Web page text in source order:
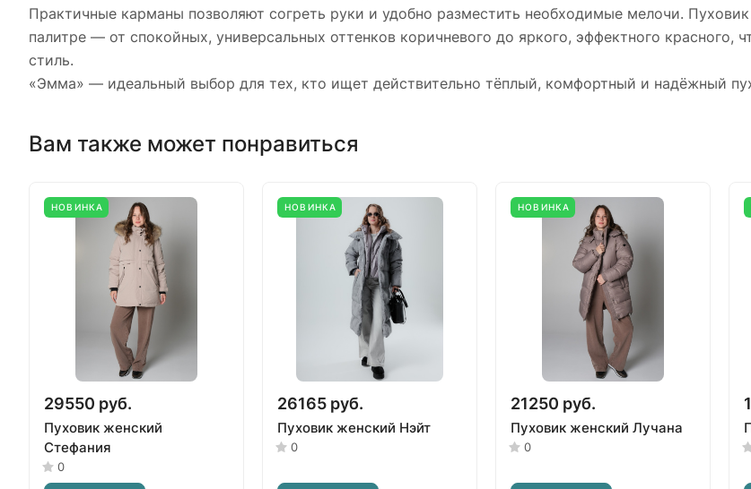
Практичные карманы позволяют согреть руки и удобно разместить необходимые мелочи.
палитре — от спокойных, универсальных оттенков коричневого до яркого, эффектного красного,
стиль.
«Эмма» — идеальный выбор для тех, кто ищет действительно тёплый, комфортный и надёжный
Вам также может понравиться
НОВИНКА
29550 руб.
Пуховик женский
Стефания
0
НОВИНКА
26165 руб.
Пуховик женский Нэйт
0
НОВИНКА
21250 руб.
Пуховик женский Лучана
0